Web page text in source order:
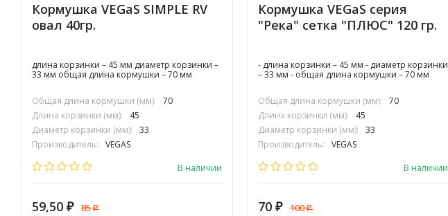
Кормушка VEGaS SIMPLE RV
овал 40гр.
длина корзинки – 45 мм диаметр корзинки –
33 мм общая длина кормушки – 70 мм
Общая длина кормушки (мм):
70
Длина корзинки (мм):
45
Диаметр корзинки (мм):
33
Производитель:
VEGAS
В наличии
59,50 ₽ 85₽
Кормушка VEGaS серия
"Река" сетка "ПЛЮС" 120 гр.
- длина корзинки – 45 мм - диаметр корзинки
– 33 мм - общая длина кормушки – 70 мм
Общая длина кормушки (мм):
70
Длина корзинки (мм):
45
Диаметр корзинки (мм):
33
Производитель:
VEGAS
В наличии
70 ₽ 100₽